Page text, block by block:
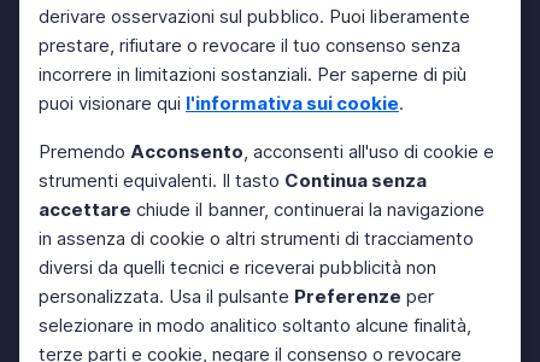
derivare osservazioni sul pubblico. Puoi liberamente
prestare, rifiutare o revocare il tuo consenso senza
incorrere in limitazioni sostanziali. Per saperne di più
puoi visionare qui l'informativa sui cookie.
Premendo Acconsento, acconsenti all'uso di cookie e
strumenti equivalenti. Il tasto Continua senza
accettare chiude il banner, continuerai la navigazione
in assenza di cookie o altri strumenti di tracciamento
diversi da quelli tecnici e riceverai pubblicità non
personalizzata. Usa il pulsante Preferenze per
selezionare in modo analitico soltanto alcune finalità,
terze parti e cookie, negare il consenso o revocare